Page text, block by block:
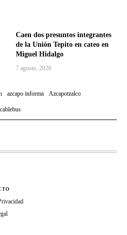
Caen dos presuntos integrantes
de la Unión Tepito en cateo en
Miguel Hidalgo
7 agosto, 2026
azcapo informa Azcapotzalco
cablebus